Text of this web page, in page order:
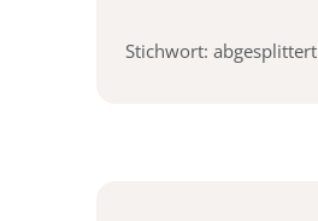
Stichwort: abgesplittert